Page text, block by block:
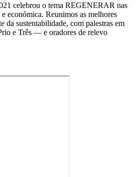
celebrou o tema REGENERAR nas
económica. Reunimos as melhores
da sustentabilidade, com palestras em
e Três — e oradores de relevo